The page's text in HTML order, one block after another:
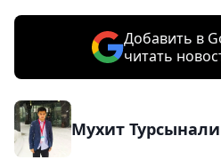
Добавить в
читать
Мухит Турсынали